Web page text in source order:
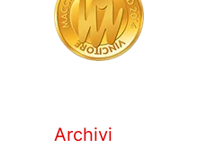
Archivi